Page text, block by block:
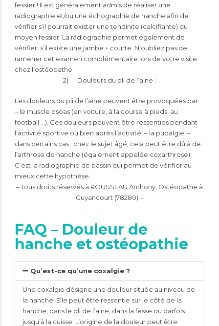
fessier ! Il est généralement admis de réaliser une
radiographie et/ou une échographie de hanche afin de
vérifier s’il pourrait exister une tendinite (calcifiante) du
moyen fessier. La radiographie permet également de
vérifier s’il existe une jambe + courte. N’oubliez pas de
ramener cet examen complémentaire lors de votre visite
chez l’ostéopathe.
2) Douleurs du pli de l’aine :
Les douleurs du pli de l’aine peuvent être provoquées par :
– le muscle psoas (en voiture, à la course à pieds, au
football …). Ces douleurs peuvent être ressenties pendant
l’activité sportive ou bien après l’activité. – la pubalgie . –
dans certains cas : chez le sujet âgé, cela peut être dû à de
l’arthrose de hanche (également appelée coxarthrose).
C’est la radiographie de bassin qui permet de vérifier au
mieux cette hypothèse.
– Tous droits réservés à ROUSSEAU Anthony, Ostéopathe à
Guyancourt (78280) –
FAQ – Douleur de
hanche et ostéopathie
Qu’est-ce qu’une coxalgie ?
Une coxalgie désigne une douleur située au niveau de
la hanche. Elle peut être ressentie sur le côté de la
hanche, dans le pli de l’aine, dans la fesse ou parfois
jusqu’à la cuisse. L’origine de la douleur peut être